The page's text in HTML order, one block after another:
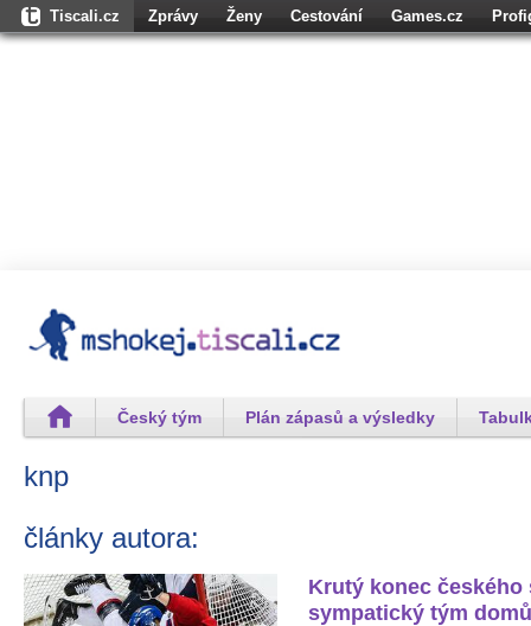
Tiscali.cz Zprávy Ženy Cestování Games.cz
Český tým Plán zápasů a výsledky
knp
články autora:
Krutý konec
sympatický tým